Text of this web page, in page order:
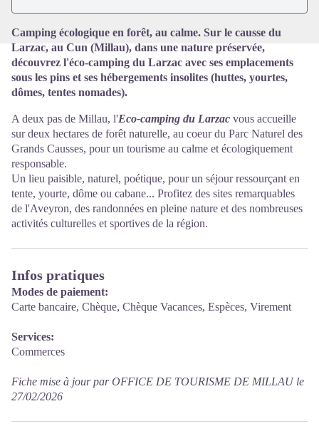
Camping écologique en forêt, au calme. Sur le causse du
Larzac, au Cun (Millau), dans une nature préservée,
découvrez l'éco-camping du Larzac avec ses emplacements
sous les pins et ses hébergements insolites (huttes, yourtes,
dômes, tentes nomades).
A deux pas de Millau, l'Eco-camping du Larzac vous accueille
sur deux hectares de forêt naturelle, au coeur du Parc Naturel des
Grands Causses, pour un tourisme au calme et écologiquement
responsable.
Un lieu paisible, naturel, poétique, pour un séjour ressourçant en
tente, yourte, dôme ou cabane... Profitez des sites remarquables
de l'Aveyron, des randonnées en pleine nature et des nombreuses
activités culturelles et sportives de la région.
Infos pratiques
Modes de paiement:
Carte bancaire, Chèque, Chèque Vacances, Espèces, Virement
Services:
Commerces
Fiche mise à jour par OFFICE DE TOURISME DE MILLAU le
27/02/2026